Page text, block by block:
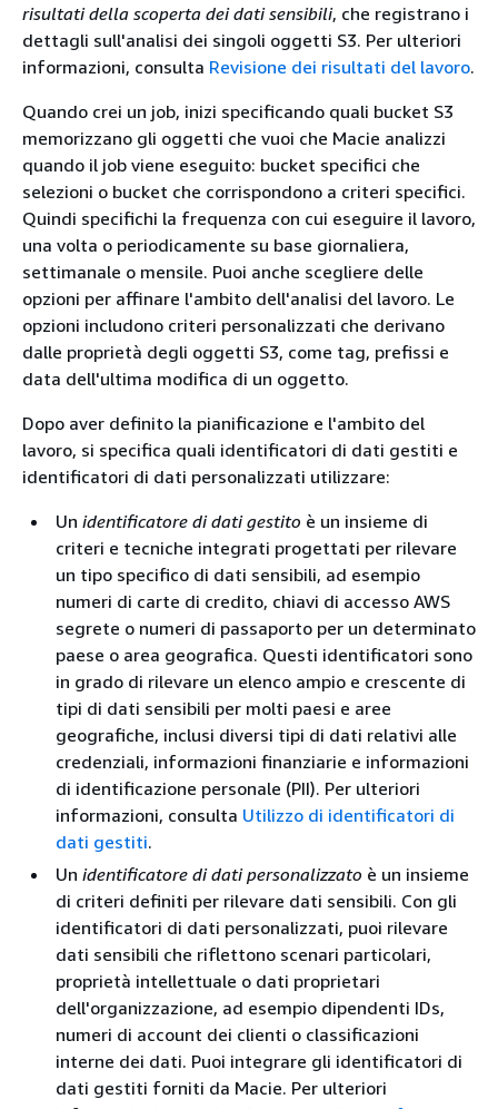
risultati della scoperta dei dati sensibili, che registrano i
dettagli sull'analisi dei singoli oggetti S3. Per ulteriori
informazioni, consulta Revisione dei risultati del lavoro.
Quando crei un job, inizi specificando quali bucket S3
memorizzano gli oggetti che vuoi che Macie analizzi
quando il job viene eseguito: bucket specifici che
selezioni o bucket che corrispondono a criteri specifici.
Quindi specifichi la frequenza con cui eseguire il lavoro,
una volta o periodicamente su base giornaliera,
settimanale o mensile. Puoi anche scegliere delle
opzioni per affinare l'ambito dell'analisi del lavoro. Le
opzioni includono criteri personalizzati che derivano
dalle proprietà degli oggetti S3, come tag, prefissi e
data dell'ultima modifica di un oggetto.
Dopo aver definito la pianificazione e l'ambito del
lavoro, si specifica quali identificatori di dati gestiti e
identificatori di dati personalizzati utilizzare:
Un identificatore di dati gestito è un insieme di
criteri e tecniche integrati progettati per rilevare
un tipo specifico di dati sensibili, ad esempio
numeri di carte di credito, chiavi di accesso AWS
segrete o numeri di passaporto per un determinato
paese o area geografica. Questi identificatori sono
in grado di rilevare un elenco ampio e crescente di
tipi di dati sensibili per molti paesi e aree
geografiche, inclusi diversi tipi di dati relativi alle
credenziali, informazioni finanziarie e informazioni
di identificazione personale (PII). Per ulteriori
informazioni, consulta Utilizzo di identificatori di
dati gestiti.
Un identificatore di dati personalizzato è un insieme
di criteri definiti per rilevare dati sensibili. Con gli
identificatori di dati personalizzati, puoi rilevare
dati sensibili che riflettono scenari particolari,
proprietà intellettuale o dati proprietari
dell'organizzazione, ad esempio dipendenti IDs,
numeri di account dei clienti o classificazioni
interne dei dati. Puoi integrare gli identificatori di
dati gestiti forniti da Macie. Per ulteriori